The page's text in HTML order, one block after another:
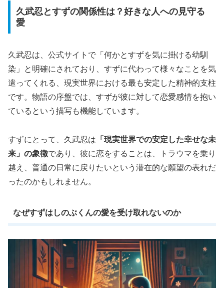
久武忍とすずの関係性は？好きな人への見守る
愛
久武忍は、公式サイトで「何かとすずを気に掛ける幼馴
染」と明確にされており、すずに代わって様々なことを気
遣ってくれる、現実世界における最も安定した精神的支柱
です。物語の序盤では、すずが彼に対して恋愛感情を抱い
ているという描写も機能しています。
すずにとって、久武忍は 「現実世界での安定した幸せな未
来」の象徴であり、彼に恋をすることは、トラウマを乗り
越え、普通の日常に戻りたいという潜在的な願望の表れだ
ったのかもしれません。
なぜすずはしのぶくんの愛を受け取れないのか